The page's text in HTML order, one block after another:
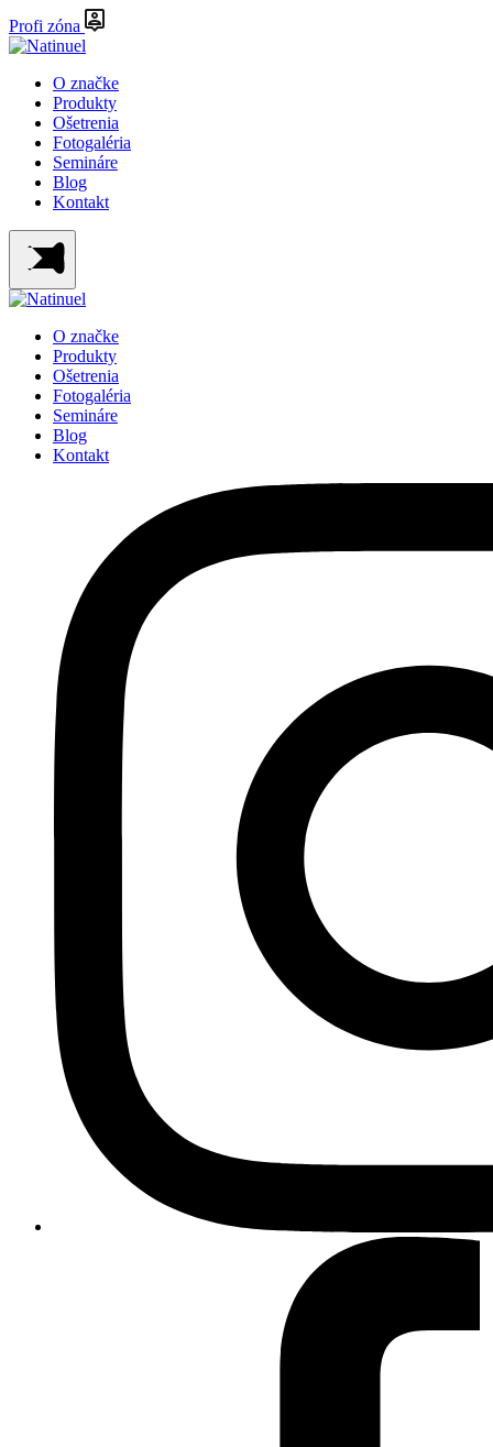
Profi zóna
O značke
Produkty
Ošetrenia
Fotogaléria
Semináre
Blog
Kontakt
O značke
Produkty
Ošetrenia
Fotogaléria
Semináre
Blog
Kontakt